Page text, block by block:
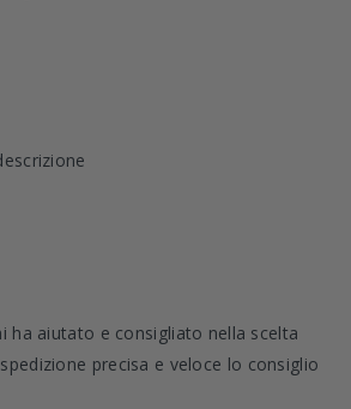
ha aiutato e consigliato nella scelta
precisa e veloce lo consiglio